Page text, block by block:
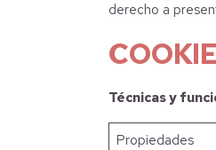
derecho a
Técnicas y
Propiedades